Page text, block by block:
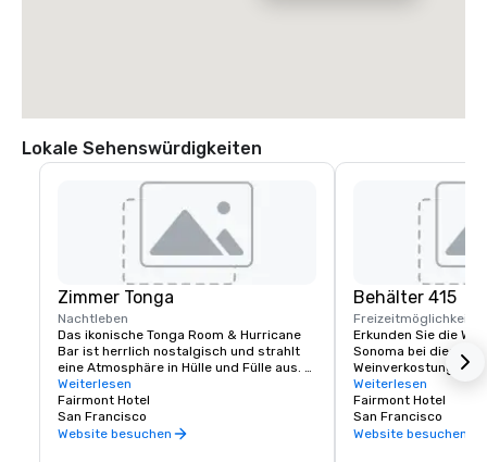
Lokale Sehenswürdigkeiten
Zimmer Tonga
Nachtleben
Das ikonische Tonga Room & Hurricane
Bar ist herrlich nostalgisch und strahlt
eine Atmosphäre in Hülle und Fülle aus.
Kein Wunder, war es doch ein Hollywood-
Szenenbildner, der den thematischen
Look & Feel kreierte. Die Gäste
versammeln sich rund um eine große
Weiterlesen
Fairmont Hotel
San Francisco
Website besuchen
Behälter 415
Freizeitmöglichkeiten
Erkunden Sie die
Sonoma bei dieser
Weinverkostung im
Erfahrene
Geschmack kennen,
Reise verlaufen soll,
maßgeschneidertes
Weiterlesen
Fairmont Hotel
San Francisco
Website besuchen